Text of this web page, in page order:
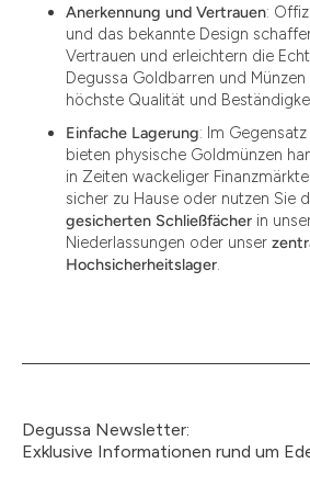
Anerkennung und Vertrauen:
und das bekannte Design
Vertrauen und erleichtern die
Degussa Goldbarren und
höchste Qualität und
Einfache Lagerung: Im
bieten physische Goldmünzen
in Zeiten wackeliger
sicher zu Hause oder nutzen Sie
gesicherten Schließfächer in
Niederlassungen oder unser
Hochsicherheitslager.
Degussa Newsletter:
Exklusive Informationen rund um